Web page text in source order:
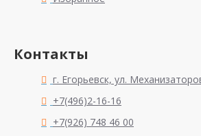
Контакты
г. Егорьевск, ул.
+7(496)2-16-16
+7(926) 748 46 00